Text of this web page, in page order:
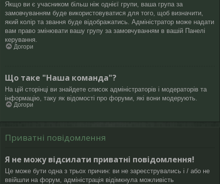
Якщо ви є учасником більш ніж однієї групи, ваша група за
замовчуванням буде використовуватися для того, щоб визначити,
який колір та звання буде відображатись. Адміністратор може надати
вам право змінювати вашу групу за замовчуванням в вашій Панелі
керування.
Догори
Що таке "Наша команда"?
На цій сторінці ви знайдете список адміністраторів і модераторів та
інформацію, таку як відомості про форуми, які вони модерують.
Догори
Приватні повідомлення
Я не можу відсилати приватні повідомлення!
Це може бути одна з трьох причин: ви не зареєструвались і / або не
ввійшли на форум, адміністрація відімкнула можливість